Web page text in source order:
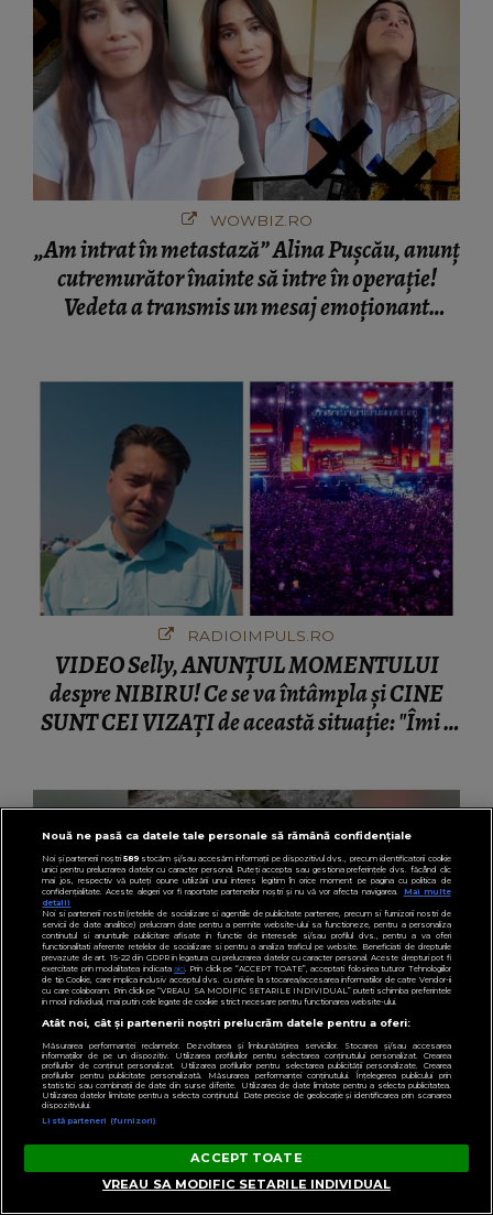
WOWBIZ.RO
„Am intrat în metastază” Alina Pușcău, anunț
cutremurător înainte să intre în operație!
Vedeta a transmis un mesaj emoționant
RADIOIMPULS.RO
VIDEO Selly, ANUNȚUL MOMENTULUI
despre NIBIRU! Ce se va întâmpla și CINE
SUNT CEI VIZAȚI de această situație: "Îmi e
KANALD2.RO
VIDEO Un gest aparent romantic a stârnit
indignare și a declanșat o anchetă penală pe
Transfăgărășan
Nouă ne pasă ca datele tale personale să rămână confidențiale
Noi și partenerii noștri589stocăm și/sau accesăm informații pe dispozitivul dvs., precum identificatorii cookie
unici pentru prelucrarea datelor cu caracter personal. Puteți accepta sau gestiona preferințele dvs. făcând clic
mai jos, respectiv vă puteți opune utilizării unui interes legitim în orice moment pe pagina cu politica de
confidențialitate. Aceste alegeri vor fi raportate partenerilor noștri și nu vă vor afecta navigarea.
Mai multe
detalii
Noi si partenerii nostri (retelele de socializare si agentiile de publicitate partenere, precum si furnizorii nostri de
servicii de date analitice) prelucram date pentru a permite website-ului sa functioneze, pentru a personaliza
continutul si anunturile publicitare afisate in functie de interesele si/sau profilul dvs., pentru a va oferi
functionalitati aferente retelelor de socializare si pentru a analiza traficul pe website. Beneficiati de drepturile
prevazute de art. 15-22 din GDPR in legatura cu prelucrarea datelor cu caracter personal. Aceste drepturi pot fi
exercitate prin modalitatea indicataaici. Prin click pe “ACCEPT TOATE”, acceptati folosirea tuturor Tehnologiilor
de tip Cookie, care implica inclusiv acceptul dvs. cu privire la stocarea/accesarea informatiilor de catre Vendor-ii
cu care colaboram. Prin click pe “VREAU SA MODIFIC SETARILE INDIVIDUAL” puteti schimba preferintele
in mod individual, mai putin cele legate de cookie strict necesare pentru functionarea website-ului.
Atât noi, cât și partenerii noștri prelucrăm datele pentru a oferi:
Măsurarea performanței reclamelor. Dezvoltarea și îmbunătățirea serviciilor. Stocarea și/sau accesarea
informațiilor de pe un dispozitiv. Utilizarea profilurilor pentru selectarea conținutului personalizat. Crearea
profilurilor de conținut personalizat. Utilizarea profilurilor pentru selectarea publicității personalizate. Crearea
profilurilor pentru publicitate personalizată. Măsurarea performanței conținutului. Înțelegerea publicului prin
statistici sau combinații de date din surse diferite. Utilizarea de date limitate pentru a selecta publicitatea.
Utilizarea datelor limitate pentru a selecta conținutul. Date precise de geolocație și identificarea prin scanarea
dispozitivului.
Listă parteneri (furnizori)
ACCEPT TOATE
VREAU SA MODIFIC SETARILE INDIVIDUAL